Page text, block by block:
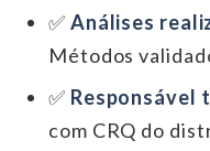
✅ Análises
Métodos
✅ Responsável
com CRQ do